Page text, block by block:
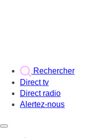
Rechercher
Direct tv
Direct radio
Alertez-nous